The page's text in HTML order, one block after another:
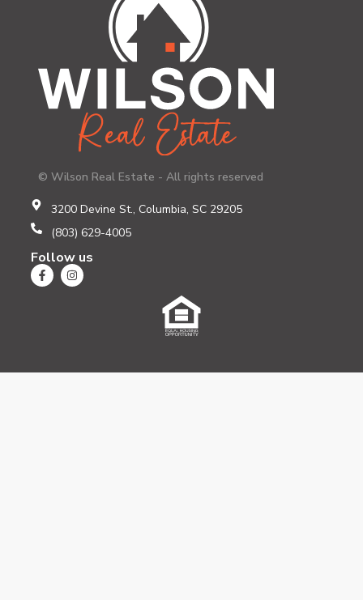
© Wilson Real Estate - All rights reserved
3200 Devine St., Columbia, SC 29205
(803) 629-4005
Follow us